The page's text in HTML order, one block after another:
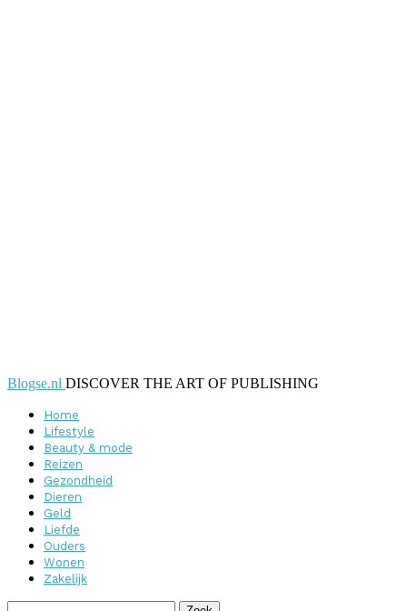
Blogse.nl DISCOVER THE ART OF PUBLISHING
Home
Lifestyle
Beauty & mode
Reizen
Gezondheid
Dieren
Geld
Liefde
Ouders
Wonen
Zakelijk